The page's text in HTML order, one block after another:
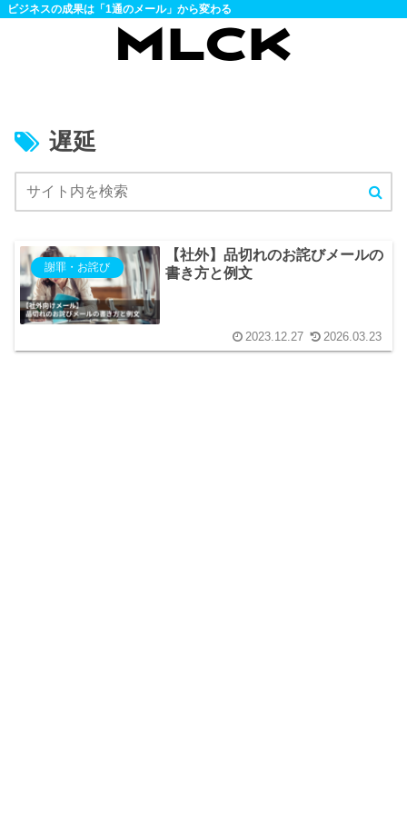
ビジネスの成果は「1通のメール」から変わる
遅延
謝罪・お詫び
【社外】品切れのお詫びメールの
書き方と例文
2023.12.27 2026.03.23